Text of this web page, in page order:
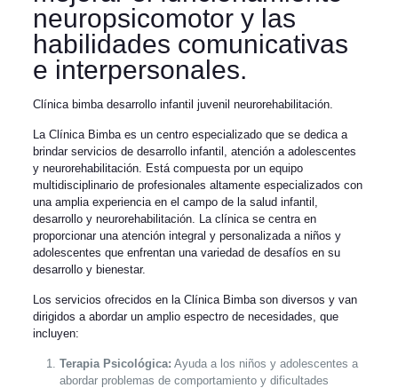
neuropsicomotor y las
habilidades comunicativas
e interpersonales.
Clínica bimba desarrollo infantil juvenil neurorehabilitación.
La Clínica Bimba es un centro especializado que se dedica a
brindar servicios de desarrollo infantil, atención a adolescentes
y neurorehabilitación. Está compuesta por un equipo
multidisciplinario de profesionales altamente especializados con
una amplia experiencia en el campo de la salud infantil,
desarrollo y neurorehabilitación. La clínica se centra en
proporcionar una atención integral y personalizada a niños y
adolescentes que enfrentan una variedad de desafíos en su
desarrollo y bienestar.
Los servicios ofrecidos en la Clínica Bimba son diversos y van
dirigidos a abordar un amplio espectro de necesidades, que
incluyen:
Terapia Psicológica: Ayuda a los niños y adolescentes a
abordar problemas de comportamiento y dificultades